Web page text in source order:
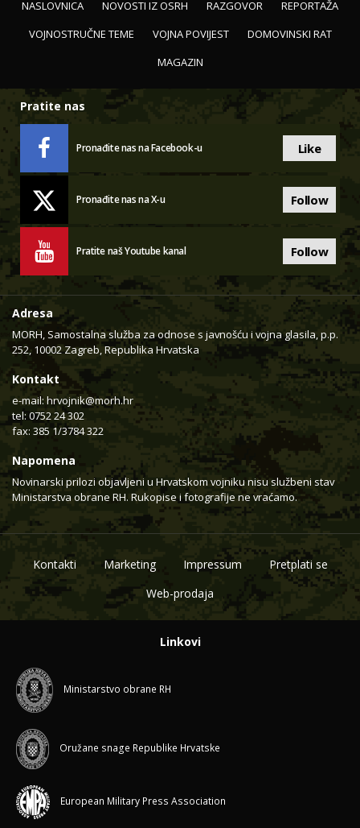
NASLOVNICA NOVOSTI IZ OSRH RAZGOVOR
REPORTAŽA
VOJNOSTRUČNE TEME
VOJNA POVIJEST
DOMOVINSKI RAT
MAGAZIN
Pratite nas
Pronađite nas na Facebook-u Like
Pronađite nas na X-u Follow
Pratite naš Youtube kanal Follow
Adresa
MORH, Samostalna služba za odnose s javnošću i vojna glasila, p.p.
252, 10002 Zagreb, Republika Hrvatska
Kontakt
e-mail: hrvojnik@morh.hr
tel: 0752 24 302
fax: 385 1/3784 322
Napomena
Novinarski prilozi objavljeni u Hrvatskom vojniku nisu službeni stav
Ministarstva obrane RH. Rukopise i fotografije ne vraćamo.
Kontakti Marketing Impressum
Pretplati se
Web-prodaja
Linkovi
Ministarstvo obrane RH
Oružane snage Republike Hrvatske
European Military Press Association